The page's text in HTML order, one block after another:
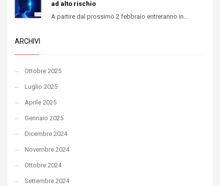
ad alto rischio
A partire dal prossimo 2 febbraio entreranno in...
ARCHIVI
Ottobre 2025
Luglio 2025
Aprile 2025
Gennaio 2025
Dicembre 2024
Novembre 2024
Ottobre 2024
Settembre 2024